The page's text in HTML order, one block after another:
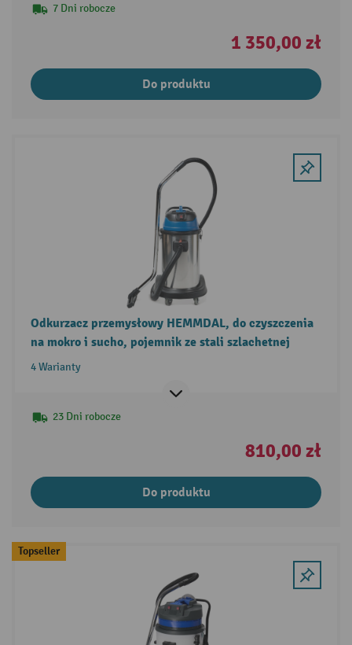
7 Dni robocze
1 350,00 zł
Do produktu
Odkurzacz przemysłowy HEMMDAL, do czyszczenia
na mokro i sucho, pojemnik ze stali szlachetnej
4 Warianty
23 Dni robocze
810,00 zł
Do produktu
Topseller